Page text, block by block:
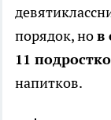
порядок, нов
11
напитков.